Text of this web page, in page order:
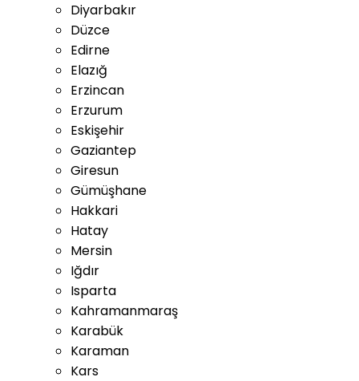
Diyarbakır
Düzce
Edirne
Elazığ
Erzincan
Erzurum
Eskişehir
Gaziantep
Giresun
Gümüşhane
Hakkari
Hatay
Mersin
Iğdır
Isparta
Kahramanmaraş
Karabük
Karaman
Kars